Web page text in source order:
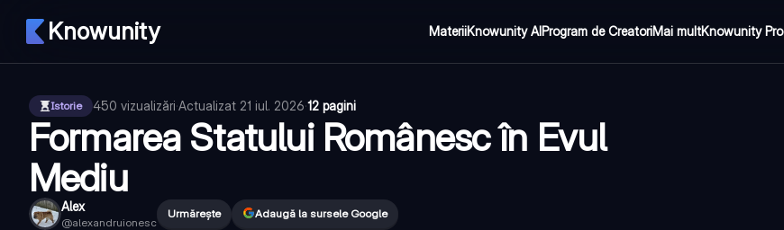
Knowunity MateriiKnowunity AIProgram de CreatoriMai multKnowunity Pro
Istorie 450 vizualizări·Actualizat 21 iul. 2026·12 pagini
Formarea Statului Românesc în Evul
Mediu
Alex
@alexandruionesc
Urmărește Adaugă la sursele Google